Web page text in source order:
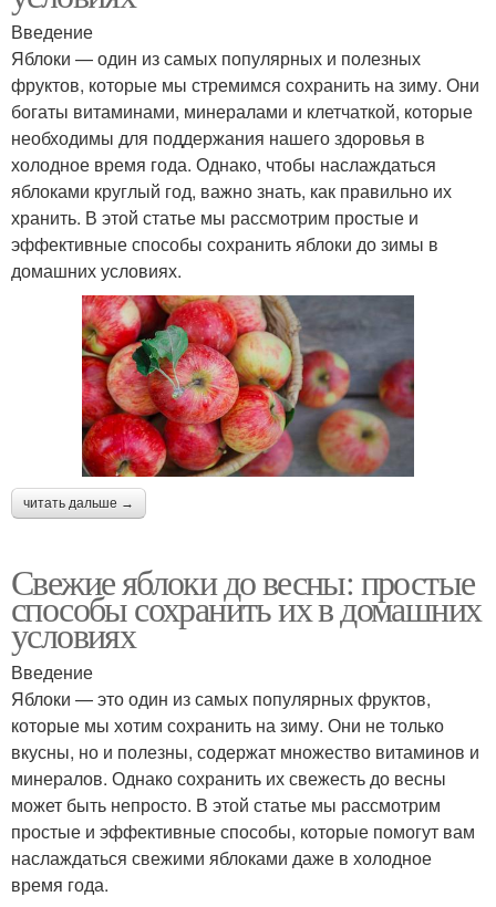
Введение
Яблоки — один из самых популярных и полезных
фруктов, которые мы стремимся сохранить на зиму. Они
богаты витаминами, минералами и клетчаткой, которые
необходимы для поддержания нашего здоровья в
холодное время года. Однако, чтобы наслаждаться
яблоками круглый год, важно знать, как правильно их
хранить. В этой статье мы рассмотрим простые и
эффективные способы сохранить яблоки до зимы в
домашних условиях.
читать дальше →
Свежие яблоки до весны: простые
способы сохранить их в домашних
условиях
Введение
Яблоки — это один из самых популярных фруктов,
которые мы хотим сохранить на зиму. Они не только
вкусны, но и полезны, содержат множество витаминов и
минералов. Однако сохранить их свежесть до весны
может быть непросто. В этой статье мы рассмотрим
простые и эффективные способы, которые помогут вам
наслаждаться свежими яблоками даже в холодное
время года.